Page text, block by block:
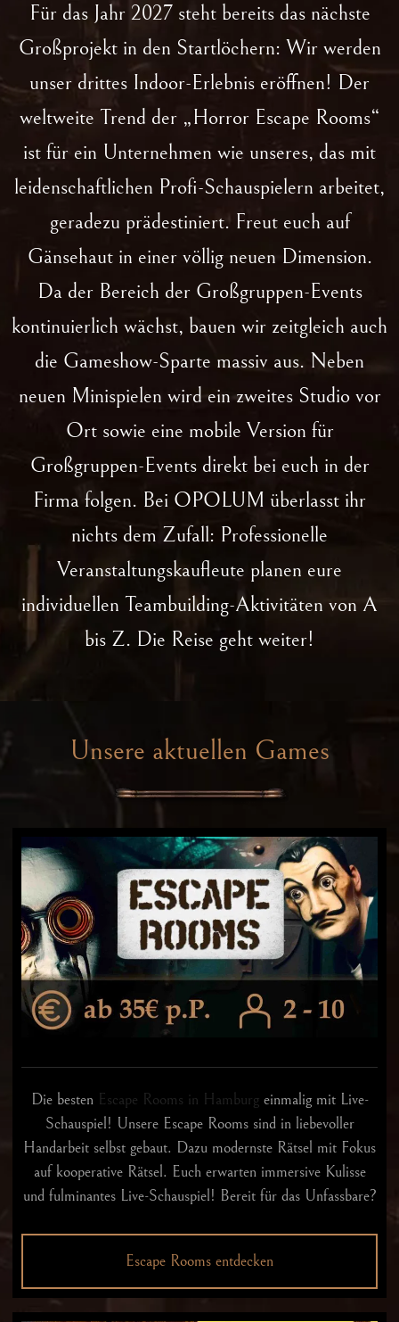
Für das Jahr 2027 steht bereits das nächste
Großprojekt in den Startlöchern: Wir werden
unser drittes Indoor-Erlebnis eröffnen! Der
weltweite Trend der „Horror Escape Rooms“
ist für ein Unternehmen wie unseres, das mit
leidenschaftlichen Profi-Schauspielern arbeitet,
geradezu prädestiniert. Freut euch auf
Gänsehaut in einer völlig neuen Dimension.
Da der Bereich der Großgruppen-Events
kontinuierlich wächst, bauen wir zeitgleich auch
die Gameshow-Sparte massiv aus. Neben
neuen Minispielen wird ein zweites Studio vor
Ort sowie eine mobile Version für
Großgruppen-Events direkt bei euch in der
Firma folgen. Bei OPOLUM überlasst ihr
nichts dem Zufall: Professionelle
Veranstaltungskaufleute planen eure
individuellen Teambuilding-Aktivitäten von A
bis Z. Die Reise geht weiter!
Unsere aktuellen Games
Die besten Escape Rooms in Hamburgeinmalig mit Live-
Schauspiel! Unsere Escape Rooms sind in liebevoller
Handarbeit selbst gebaut. Dazu modernste Rätsel mit Fokus
auf kooperative Rätsel. Euch erwarten immersive Kulisse
und fulminantes Live-Schauspiel! Bereit für das Unfassbare?
Escape Rooms entdecken